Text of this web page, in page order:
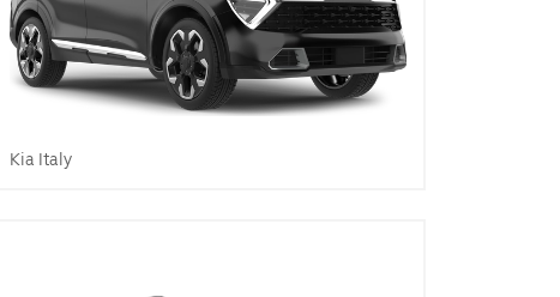
Kia Italy